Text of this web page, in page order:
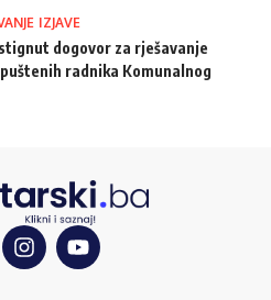
IZJAVE
dogovor za rješavanje
radnika Komunalnog